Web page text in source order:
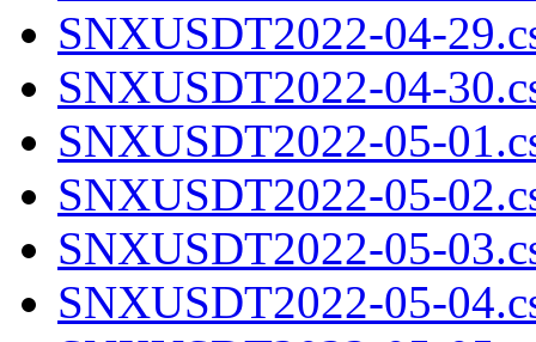
SNXUSDT2022-04-
SNXUSDT2022-04-
SNXUSDT2022-05-
SNXUSDT2022-05-
SNXUSDT2022-05-
SNXUSDT2022-05-